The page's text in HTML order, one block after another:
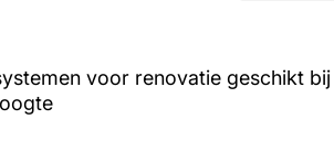
voor renovatie geschikt bij